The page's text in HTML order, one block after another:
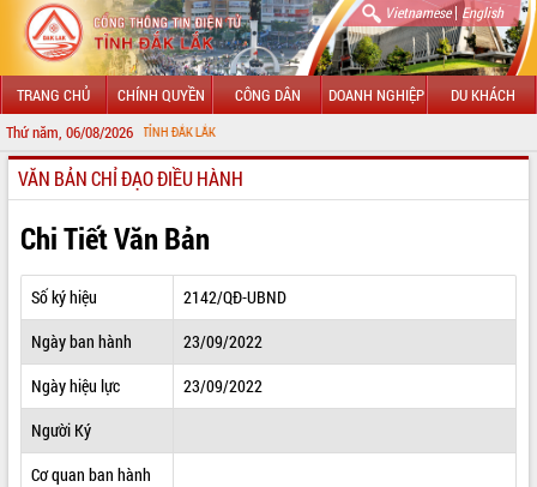
Vietnamese| English
TRANG CHỦ CHÍNH QUYỀN CÔNG DÂN DOANH NGHIỆP DU KHÁCH
Thứ năm, 06/08/2026
GIỚI THIỆU
LÃNH ĐẠO UBND TỈNH
TIN TỨC SỰ KIỆN
SỞ, BAN, NGÀNH
THÔNG TIN CHỈ ĐẠO ĐIỀU HÀNH
HỆ THỐNG VĂN BẢN
VĂN BẢN CHỈ ĐẠO ĐIỀU HÀNH
Chi Tiết Văn Bản
Số ký hiệu
2142/QĐ-UBND
Ngày ban hành
23/09/2022
Ngày hiệu lực
23/09/2022
Người Ký
Cơ quan ban hành